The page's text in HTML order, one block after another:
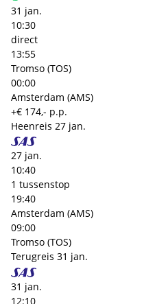
31 jan.
10:30
direct
13:55
Tromso (TOS)
00:00
Amsterdam (AMS)
+€ 174,- p.p.
Heenreis 27 jan.
27 jan.
10:40
1 tussenstop
19:40
Amsterdam (AMS)
09:00
Tromso (TOS)
Terugreis 31 jan.
31 jan.
12:10